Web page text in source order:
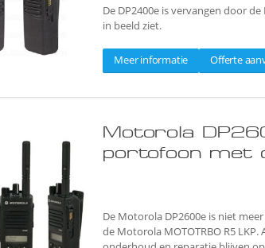
De DP2400e is vervangen door
in beeld ziet.
Meer informatie Offerte
Motorola
portofoon met
De Motorola DP2600e is niet
de Motorola MOTOTRBO R5